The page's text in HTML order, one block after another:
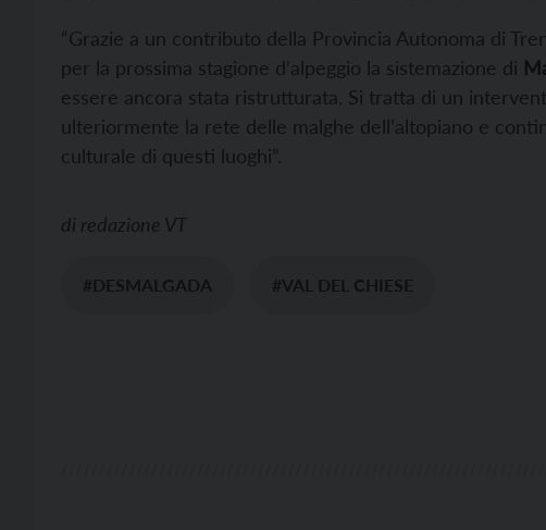
“Grazie a un contributo della Provincia Autonoma di
per la prossima stagione d’alpeggio la sistemazione di
essere ancora stata ristrutturata. Si tratta di un
ulteriormente la rete delle malghe dell’altopiano e
culturale di questi luoghi”.
di redazione VT
#DESMALGADA #VAL DEL CHIESE